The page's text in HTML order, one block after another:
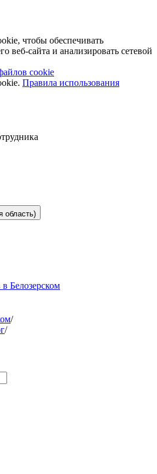
чтобы обеспечивать
веб-сайта и анализировать сетевой
cookie
Правила использования
область)
Белозерском
/
/